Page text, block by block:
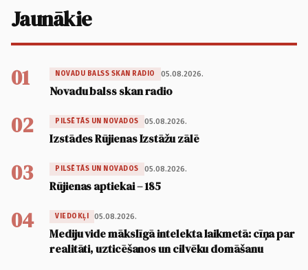
Jaunākie
01 NOVADU BALSS SKAN RADIO 05.08.2026.
Novadu balss skan radio
02 PILSĒTĀS UN NOVADOS 05.08.2026.
Izstādes Rūjienas Izstāžu zālē
03 PILSĒTĀS UN NOVADOS 05.08.2026.
Rūjienas aptiekai – 185
04 VIEDOKĻI 05.08.2026.
Mediju vide mākslīgā intelekta laikmetā: cīņa par
realitāti, uzticēšanos un cilvēku domāšanu